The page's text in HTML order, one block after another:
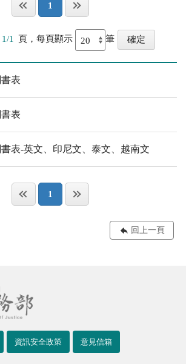
1
1/1 頁，每頁顯示 筆
表
表
表-英文、印尼文、泰文、越南文
1
回上一頁
資訊安全政策 意見信箱